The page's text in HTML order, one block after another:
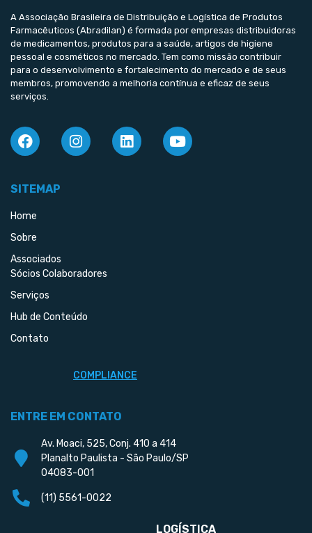
A Associação Brasileira de Distribuição e Logística de Produtos
Farmacêuticos (Abradilan) é formada por empresas distribuidoras
de medicamentos, produtos para a saúde, artigos de higiene
pessoal e cosméticos no mercado. Tem como missão contribuir
para o desenvolvimento e fortalecimento do mercado e de seus
membros, promovendo a melhoria contínua e eficaz de seus
serviços.
SITEMAP
Home
Sobre
Associados
Sócios Colaboradores
Serviços
Hub de Conteúdo
Contato
COMPLIANCE
ENTRE EM CONTATO
Av. Moaci, 525, Conj. 410 a 414
Planalto Paulista - São Paulo/SP
04083-001
(11) 5561-0022
LOGÍSTICA